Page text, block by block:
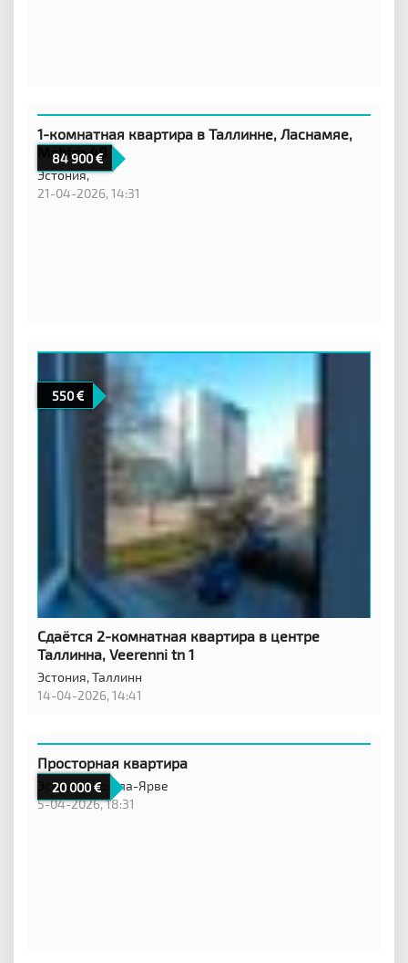
84 900
1-комнатная квартира в Таллинне, Ласнамяе,
Mahtra 48
Эстония,
21-04-2026, 14:31
550
Сдаётся 2-комнатная квартира в центре
Таллинна, Veerenni tn 1
Эстония,Таллинн
14-04-2026, 14:41
20 000
Просторная квартира
Эстония,Кохтла-Ярве
5-04-2026, 18:31